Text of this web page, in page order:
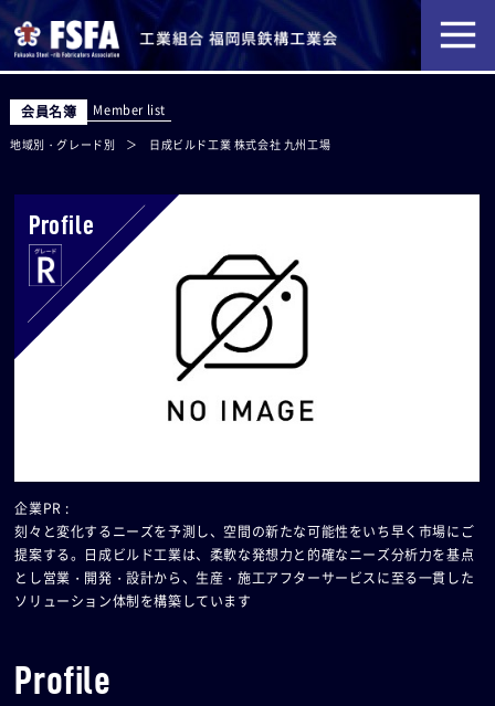
会員名簿 Member list
地域別・グレード別 日成ビルド工業 株式会社 九州工場
Profile
企業PR :
刻々と変化するニーズを予測し、空間の新たな可能性をいち早く市場にご
提案する。日成ビルド工業は、柔軟な発想力と的確なニーズ分析力を基点
とし営業・開発・設計から、生産・施工アフターサービスに至る一貫した
ソリューション体制を構築しています
Profile